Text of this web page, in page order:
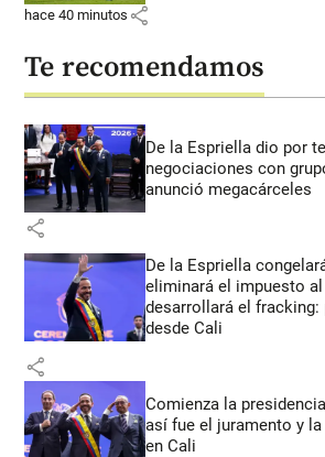
hace 40 minutos share
Te recomendamos
De la Espriella dio por
negociaciones con
anunció megacárceles
share
De la Espriella
eliminará el impuesto
desarrollará el
desde Cali
share
Comienza la
así fue el juramento y
en Cali